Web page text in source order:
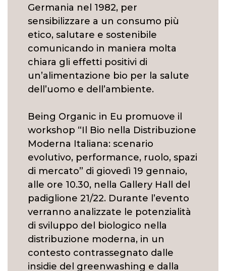
Germania nel 1982, per
sensibilizzare a un consumo più
etico, salutare e sostenibile
comunicando in maniera molta
chiara gli effetti positivi di
un’alimentazione bio per la salute
dell’uomo e dell’ambiente.
Being Organic in Eu promuove il
workshop “Il Bio nella Distribuzione
Moderna Italiana: scenario
evolutivo, performance, ruolo, spazi
di mercato” di giovedì 19 gennaio,
alle ore 10.30, nella Gallery Hall del
padiglione 21/22. Durante l’evento
verranno analizzate le potenzialità
di sviluppo del biologico nella
distribuzione moderna, in un
contesto contrassegnato dalle
insidie del greenwashing e dalla